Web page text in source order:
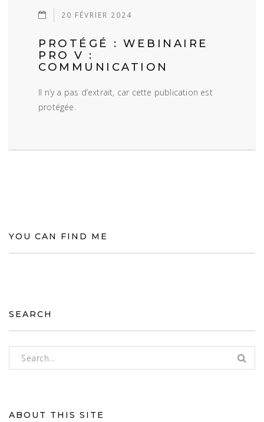
20 FÉVRIER 2024
PROTÉGÉ : WEBINAIRE
PRO V :
COMMUNICATION
Il n’y a pas d’extrait, car cette publication est
protégée.
YOU CAN FIND ME
SEARCH
Rechercher :
ABOUT THIS SITE